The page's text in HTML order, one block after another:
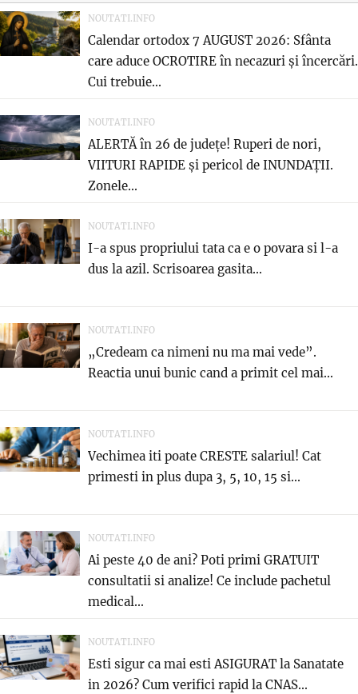
NOUTATI.INFO
Calendar ortodox 7 AUGUST 2026: Sfânta
care aduce OCROTIRE în necazuri și încercări.
Cui trebuie...
NOUTATI.INFO
ALERTĂ în 26 de județe! Ruperi de nori,
VIITURI RAPIDE și pericol de INUNDAȚII.
Zonele...
NOUTATI.INFO
I-a spus propriului tata ca e o povara si l-a
dus la azil. Scrisoarea gasita...
NOUTATI.INFO
„Credeam ca nimeni nu ma mai vede”.
Reactia unui bunic cand a primit cel mai...
NOUTATI.INFO
Vechimea iti poate CRESTE salariul! Cat
primesti in plus dupa 3, 5, 10, 15 si...
NOUTATI.INFO
Ai peste 40 de ani? Poti primi GRATUIT
consultatii si analize! Ce include pachetul
medical...
NOUTATI.INFO
Esti sigur ca mai esti ASIGURAT la Sanatate
in 2026? Cum verifici rapid la CNAS...